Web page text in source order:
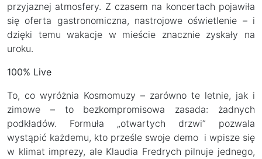
przyjaznej atmosfery. Z czasem na koncertach pojawiła
się oferta gastronomiczna, nastrojowe oświetlenie – i
dzięki temu wakacje w mieście znacznie zyskały na
uroku.
100% Live
To, co wyróżnia Kosmomuzy – zarówno te letnie, jak i
zimowe – to bezkompromisowa zasada: żadnych
podkładów. Formuła „otwartych drzwi” pozwala
wystąpić każdemu, kto prześle swoje demo i wpisze się
w klimat imprezy, ale Klaudia Fredrych pilnuje jednego,